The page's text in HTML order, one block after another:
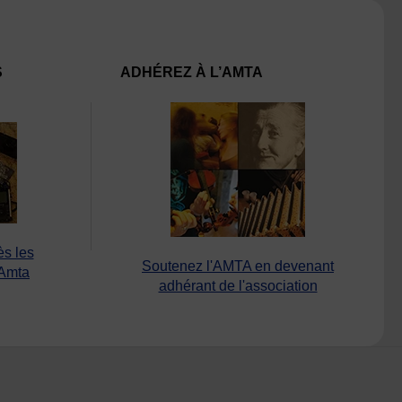
les
ADHÉREZ À L’AMTA
Soutenez l'AMTA en devenant
adhérant de l'association